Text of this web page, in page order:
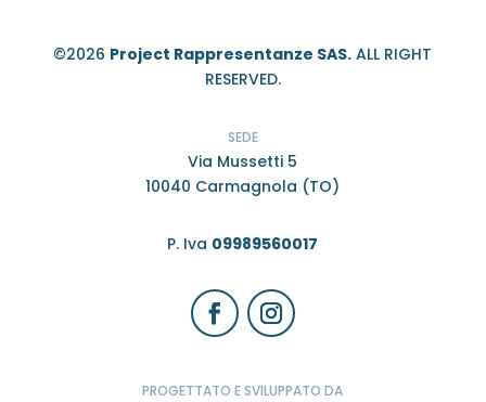
©2026 Project Rappresentanze SAS. ALL RIGHT
RESERVED.
SEDE
Via Mussetti 5
10040 Carmagnola (TO)
P. Iva 09989560017
PROGETTATO E SVILUPPATO DA